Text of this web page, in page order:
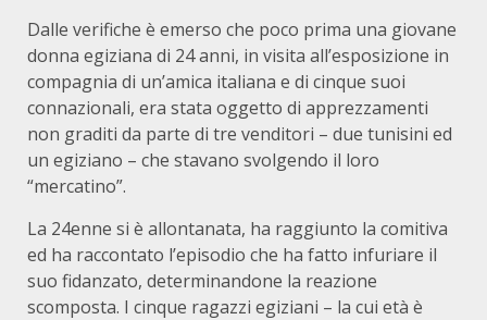
Dalle verifiche è emerso che poco prima una giovane
donna egiziana di 24 anni, in visita all’esposizione in
compagnia di un’amica italiana e di cinque suoi
connazionali, era stata oggetto di apprezzamenti
non graditi da parte di tre venditori – due tunisini ed
un egiziano – che stavano svolgendo il loro
“mercatino”.
La 24enne si è allontanata, ha raggiunto la comitiva
ed ha raccontato l’episodio che ha fatto infuriare il
suo fidanzato, determinandone la reazione
scomposta. I cinque ragazzi egiziani – la cui età è